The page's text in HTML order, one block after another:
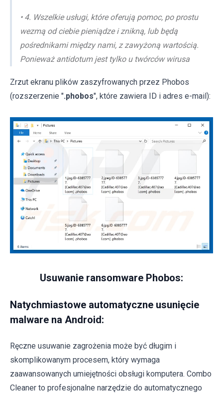
• 4. Wszelkie usługi, które oferują pomoc, po prostu
wezmą od ciebie pieniądze i znikną, lub będą
pośrednikami między nami, z zawyżoną wartością.
Ponieważ antidotum jest tylko u twórców wirusa
Zrzut ekranu plików zaszyfrowanych przez Phobos
(rozszerzenie ".phobos", które zawiera ID i adres e-mail):
Usuwanie ransomware Phobos:
Natychmiastowe automatyczne usunięcie
malware na Android:
Ręczne usuwanie zagrożenia może być długim i
skomplikowanym procesem, który wymaga
zaawansowanych umiejętności obsługi komputera. Combo
Cleaner to profesjonalne narzędzie do automatycznego